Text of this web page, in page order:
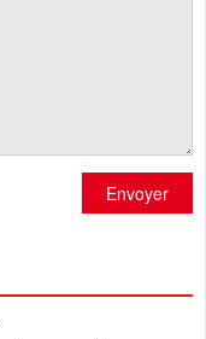
Envoyer